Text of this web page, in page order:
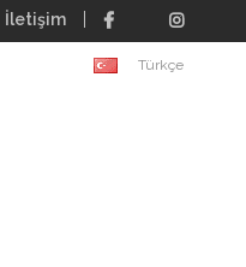
İletişim
Türkçe